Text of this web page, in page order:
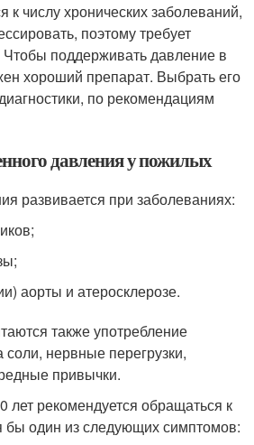
к числу хронических заболеваний,
поэтому требует
Чтобы поддерживать давление в
хороший препарат. Выбрать его
по рекомендациям
давления у пожилых
развивается при заболеваниях:
аорты и атеросклерозе.
также употребление
соли, нервные перегрузки,
привычки.
рекомендуется обращаться к
бы один из следующих симптомов: